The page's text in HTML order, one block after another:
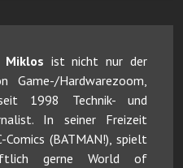
Miklos ist nicht nur der
Game-/Hardwarezoom,
1998 Technik- und
In seiner Freizeit
(BATMAN!), spielt
gerne World of